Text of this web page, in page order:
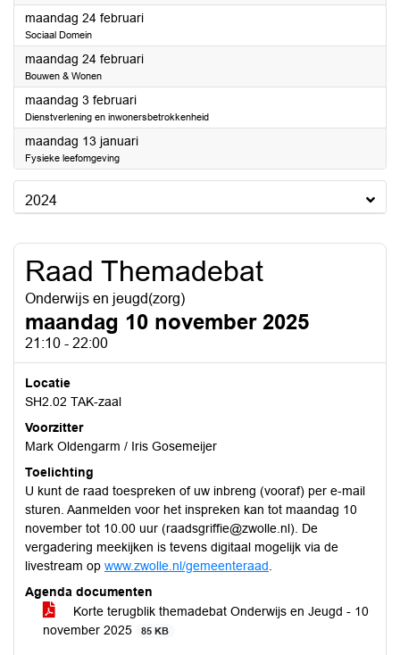
maandag 24 februari2025
Sociaal Domein
maandag 24 februari2025
Bouwen & Wonen
maandag 3 februari2025
Dienstverlening en inwonersbetrokkenheid
maandag 13 januari2025
Fysieke leefomgeving
2024
Raad Themadebat
Onderwijs en jeugd(zorg)
maandag 10 november 2025
21:10 - 22:00
Locatie
SH2.02 TAK-zaal
Voorzitter
Mark Oldengarm / Iris Gosemeijer
Toelichting
U kunt de raad toespreken of uw inbreng (vooraf) per e-mail
sturen. Aanmelden voor het inspreken kan tot maandag 10
november tot 10.00 uur (raadsgriffie@zwolle.nl). De
vergadering meekijken is tevens digitaal mogelijk via de
livestream op www.zwolle.nl/gemeenteraad
Agenda documenten
Korte terugblik themadebat Onderwijs en Jeugd - 10
november 2025
85 KB